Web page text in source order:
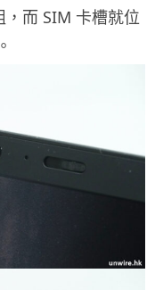
，而 SIM 卡槽就位